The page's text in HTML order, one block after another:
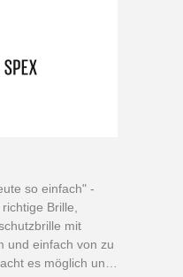
so einfach" -
Brille,
mit
und einfach von zu
es möglich und